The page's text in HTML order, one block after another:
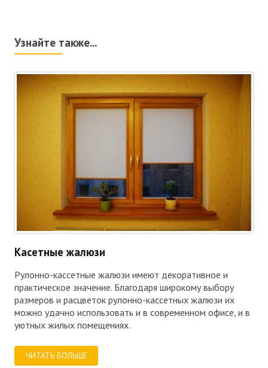
Узнайте также...
Касетные жалюзи
Рулонно-кассетные жалюзи имеют декоративное и
практическое значение. Благодаря широкому выбору
размеров и расцветок рулонно-кассетных жалюзи их
можно удачно использовать и в современном офисе, и в
уютных жилых помещениях.
ЧИТАТЬ БОЛЬШЕ